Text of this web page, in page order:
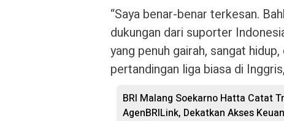
“Saya benar-benar terkesan.
dukungan dari suporter
yang penuh gairah, sangat
pertandingan liga biasa di
BRI Malang Soekarno Hatta Catat
AgenBRILink, Dekatkan Akses